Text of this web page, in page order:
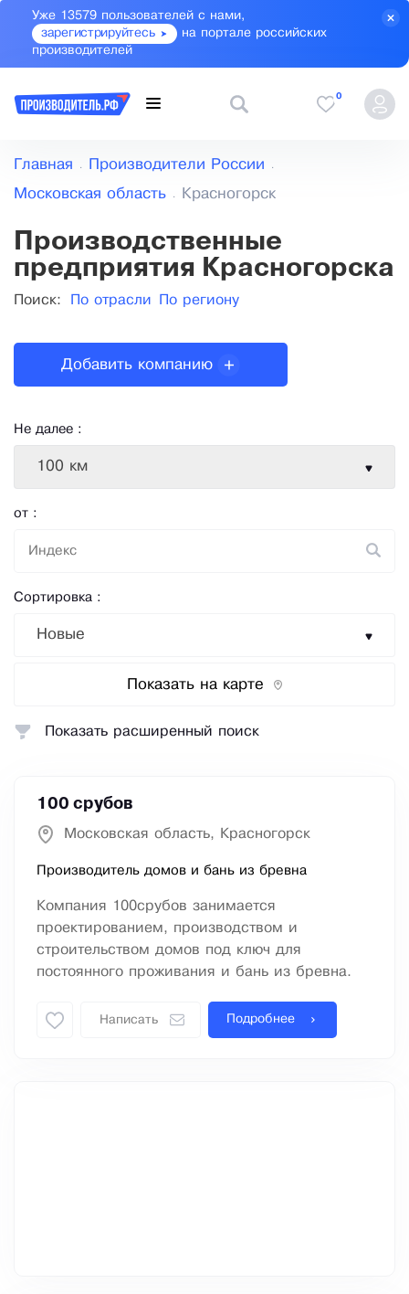
Уже 13579 пользователей с нами,
зарегистрируйтесь
на портале российских
производителей
0
Главная Производители России
Московская область Красногорск
Производственные
предприятия Красногорска
Поиск: По отрасли По региону
Не далее :
100 км
от :
Сортировка :
Новые
Показать на карте
Добавить компанию
100 срубов
Московская область, Красногорск
Производитель домов и бань из бревна
Компания 100срубов занимается
проектированием, производством и
строительством домов под ключ для
постоянного проживания и бань из бревна.
Написать Подробнее
Показать расширенный поиск